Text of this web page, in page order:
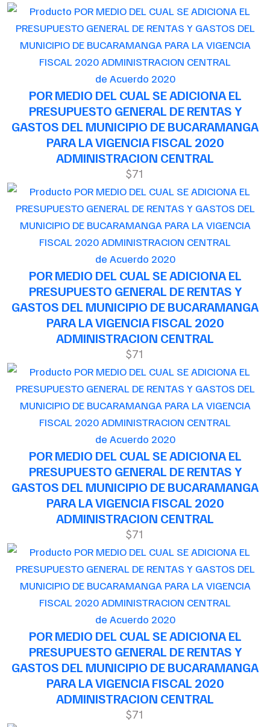
de Acuerdo 2020
POR MEDIO DEL CUAL SE ADICIONA EL
PRESUPUESTO GENERAL DE RENTAS Y
GASTOS DEL MUNICIPIO DE BUCARAMANGA
PARA LA VIGENCIA FISCAL 2020
ADMINISTRACION CENTRAL
$71
de Acuerdo 2020
POR MEDIO DEL CUAL SE ADICIONA EL
PRESUPUESTO GENERAL DE RENTAS Y
GASTOS DEL MUNICIPIO DE BUCARAMANGA
PARA LA VIGENCIA FISCAL 2020
ADMINISTRACION CENTRAL
$71
de Acuerdo 2020
POR MEDIO DEL CUAL SE ADICIONA EL
PRESUPUESTO GENERAL DE RENTAS Y
GASTOS DEL MUNICIPIO DE BUCARAMANGA
PARA LA VIGENCIA FISCAL 2020
ADMINISTRACION CENTRAL
$71
de Acuerdo 2020
POR MEDIO DEL CUAL SE ADICIONA EL
PRESUPUESTO GENERAL DE RENTAS Y
GASTOS DEL MUNICIPIO DE BUCARAMANGA
PARA LA VIGENCIA FISCAL 2020
ADMINISTRACION CENTRAL
$71